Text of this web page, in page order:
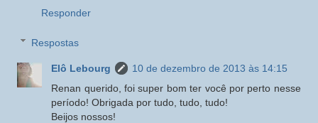
Responder
Respostas
Elô Lebourg
10 de dezembro de 2013 às 14:15
Renan querido, foi super bom ter você por perto nesse
período! Obrigada por tudo, tudo, tudo!
Beijos nossos!